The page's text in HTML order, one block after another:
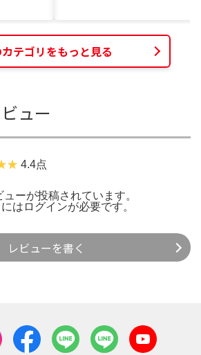
テゴリをもっと見る
ュー
4.4点
ーが投稿されています。
は ログインが必要です。
レビューを書く